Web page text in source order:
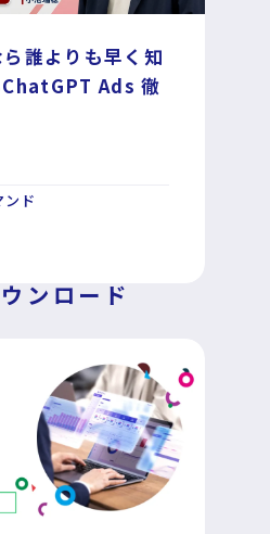
支援
誰よりも早く知
ChatGPT Ads 徹
ンド
ンロード